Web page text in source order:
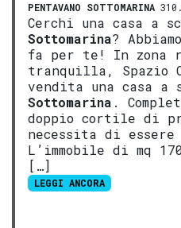
PENTAVANO SOTTOMARINA
Cerchi una casa a
Sottomarina?
fa per te! In zona
tranquilla, Spazio
vendita una casa a
Sottomarina .
doppio cortile di
necessita di
L’immobile di mq
[…]
LEGGI ANCORA